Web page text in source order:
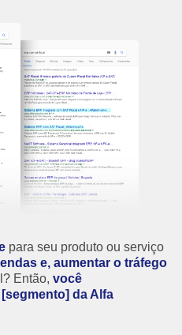
para seu produto ou serviço
e, aumentar o tráfego
Então, você
da Alfa